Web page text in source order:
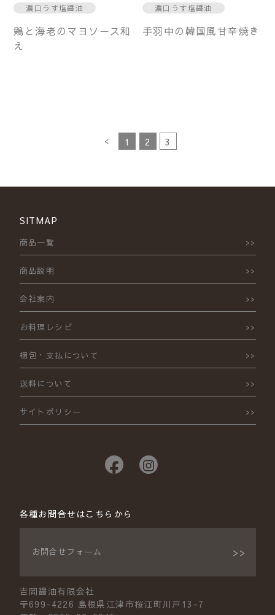
濃口うす塩醤油
鶏と海老のマヨソース和
え
濃口うす塩醤油
手羽中の韓国風甘辛焼き
< 1 2 3
SITMAP
商品一覧
商品説明
会社案内
お料理レシピ
梱包・支払について
送料について
サイトポリシー
各種お問合せはこちらから
お問合せフォーム
吉岡醤油有限会社
〒699-4226 島根県江津市桜江町川戸13-7